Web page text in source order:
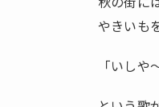
やきいも
「いし